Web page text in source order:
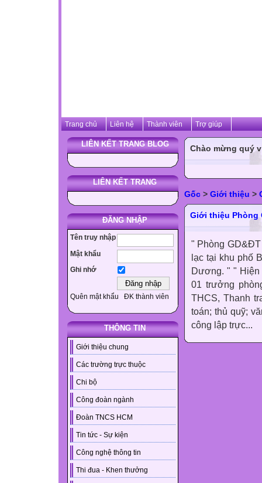
Trang chủ Liên hệ Thành viên Trợ giúp
LIÊN KẾT TRANG BLOG
LIÊN KẾT TRANG
ĐĂNG NHẬP
Tên truy nhập
Mật khẩu
Ghi nhớ
Quên mật khẩu ĐK thành viên
THÔNG TIN
Giới thiệu chung
Các trường trực thuộc
Chi bộ
Công đoàn ngành
Đoàn TNCS HCM
Tin tức - Sự kiện
Công nghệ thông tin
Thi đua - Khen thưởng
Chào mừng quý
Gốc > Giới thiệu >
Giới thiệu Phòng
" Phòng
lạc tại khu phố
Dương. " " Hiện
01 trưởng
THCS, Thanh
toán; thủ quỹ;
công lập trực...